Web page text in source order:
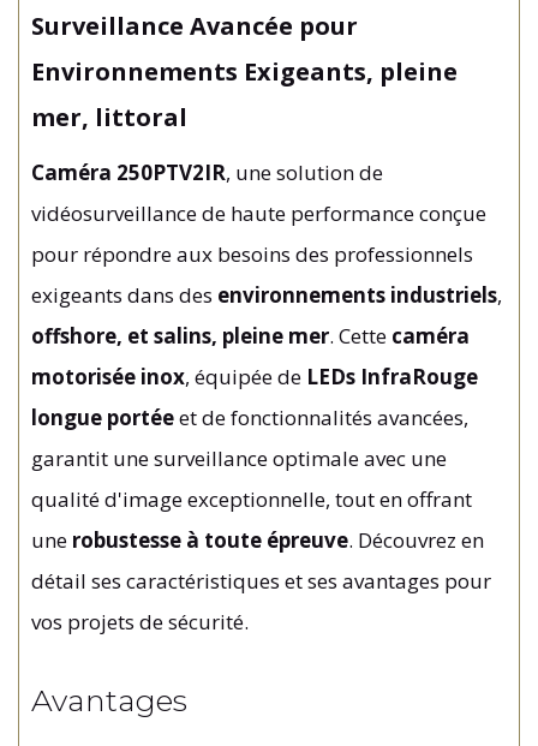
Surveillance Avancée pour
Environnements Exigeants, pleine
mer, littoral
Caméra 250PTV2IR, une solution de
vidéosurveillance de haute performance conçue
pour répondre aux besoins des professionnels
exigeants dans des environnements industriels,
offshore, et salins, pleine mer. Cette caméra
motorisée inox, équipée de LEDs InfraRouge
longue portéeet de fonctionnalités avancées,
garantit une surveillance optimale avec une
qualité d'image exceptionnelle, tout en offrant
une robustesse à toute épreuve. Découvrez en
détail ses caractéristiques et ses avantages pour
vos projets de sécurité.
Avantages